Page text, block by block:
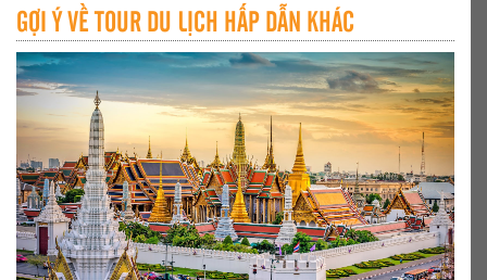
GỢI Ý VỀ TOUR DU LỊCH HẤP DẪN KHÁC